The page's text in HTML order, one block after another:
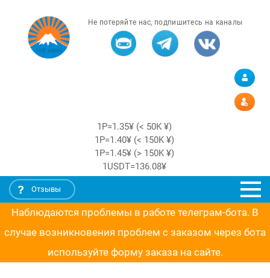
Не потеряйте нас, подпишитесь на каналы
1Р=1.35¥ (< 50K ¥)
1Р=1.40¥ (< 150K ¥)
1Р=1.45¥ (> 150K ¥)
1USDT=136.08¥
Отзывы
Наблюдаются проблемы в работе телеграм-бота. В
случае возникновения проблем с заказом через бота
используйте форму заказа на сайте.